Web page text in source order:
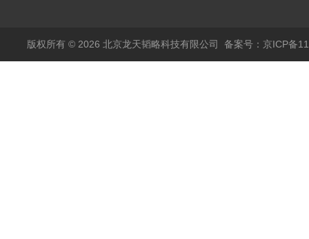
包邮
版权所有 © 2026 北京龙天韬略科技有限公司 备案号：京ICP备